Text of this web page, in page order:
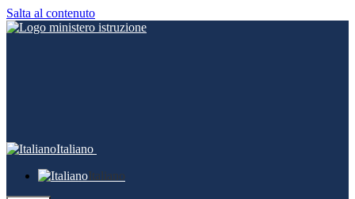
Salta al contenuto
Italiano
Italiano